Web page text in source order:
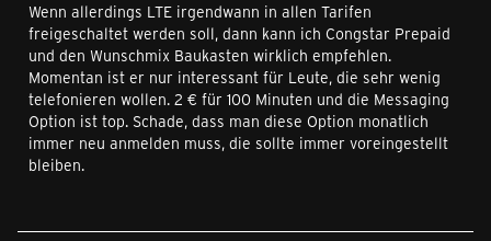
Wenn allerdings LTE irgendwann in allen Tarifen
freigeschaltet werden soll, dann kann ich Congstar Prepaid
und den Wunschmix Baukasten wirklich empfehlen.
Momentan ist er nur interessant für Leute, die sehr wenig
telefonieren wollen. 2 € für 100 Minuten und die Messaging
Option ist top. Schade, dass man diese Option monatlich
immer neu anmelden muss, die sollte immer voreingestellt
bleiben.